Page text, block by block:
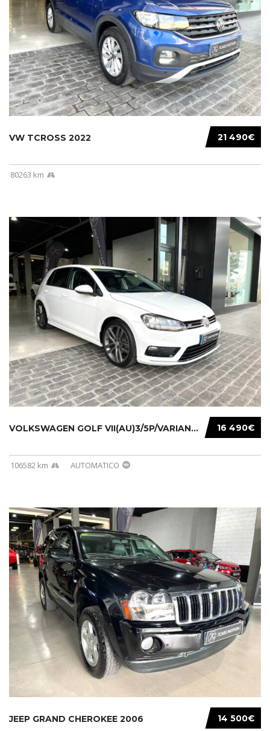
21 490€
VW TCROSS 2022
80263 km
16 490€
VOLKSWAGEN GOLF VII(AU)3/5P/VARIANT(12-16 20...
106582 km AUTOMATICO
14 500€
JEEP GRAND CHEROKEE 2006